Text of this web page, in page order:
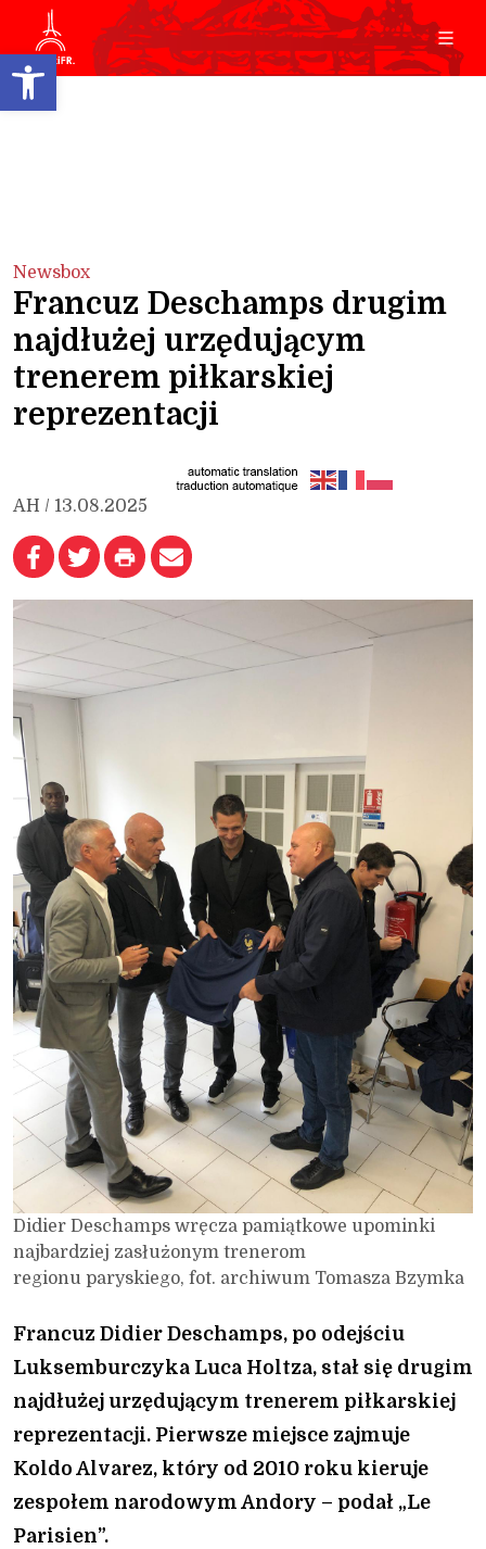
Open toolbar
Newsbox
Francuz Deschamps drugim
najdłużej urzędującym
trenerem piłkarskiej
reprezentacji
AH / 13.08.2025
Didier Deschamps wręcza pamiątkowe upominki
najbardziej zasłużonym trenerom
regionu paryskiego, fot. archiwum Tomasza Bzymka
Francuz Didier Deschamps, po odejściu
Luksemburczyka Luca Holtza, stał się drugim
najdłużej urzędującym trenerem piłkarskiej
reprezentacji. Pierwsze miejsce zajmuje
Koldo Alvarez, który od 2010 roku kieruje
zespołem narodowym Andory – podał „Le
Parisien”.